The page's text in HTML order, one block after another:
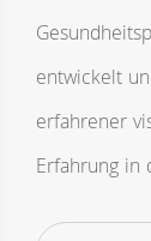
entwickelt
erfahrener
Erfahrung